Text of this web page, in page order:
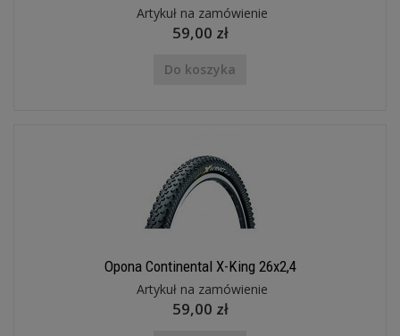
Artykuł na zamówienie
59,00 zł
Do koszyka
Opona Continental X-King 26x2,4
Artykuł na zamówienie
59,00 zł